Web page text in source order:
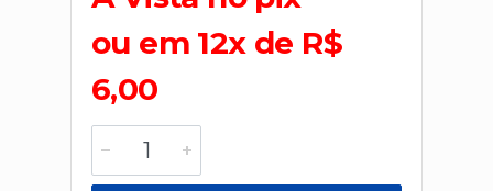
ou em 12x de R$
6,00